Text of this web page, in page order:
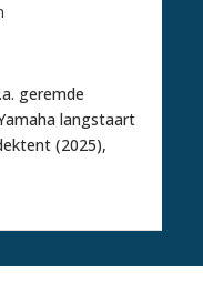
geremde
langstaart
(2025),